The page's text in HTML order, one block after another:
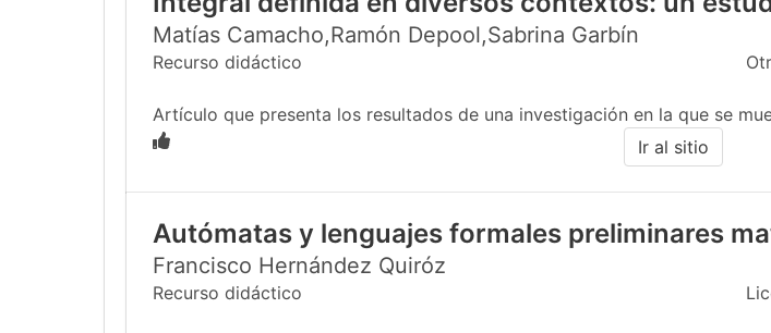
Matías Camacho,Ramón Depool,Sabrina Garbín
Recurso didáctico
Artículo que presenta los resultados de una investigación en la que se
Ir al sitio
Autómatas y lenguajes formales preliminares
Francisco Hernández Quiróz
Recurso didáctico